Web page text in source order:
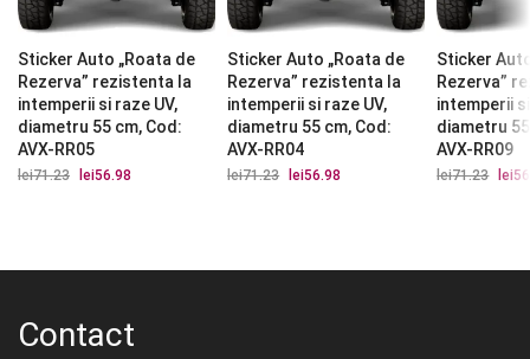
Sticker Auto „Roata de
Rezerva” rezistenta la
intemperii si raze UV,
diametru 55 cm, Cod:
AVX-RR05
lei71.23
Prețul
lei56.98
Sticker Auto „Roata de
Rezerva” rezistenta la
intemperii si raze UV,
diametru 55 cm, Cod:
AVX-RR04
lei71.23
Prețul
lei56.98
Sticker
Rezerva”
intemperii
diametru
AVX-RR09
lei71.23 lei
Contact